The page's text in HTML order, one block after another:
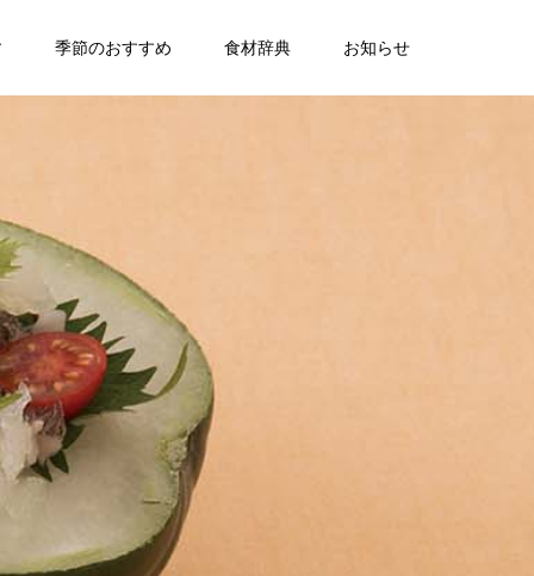
季節のおすすめ 食材辞典 お知らせ